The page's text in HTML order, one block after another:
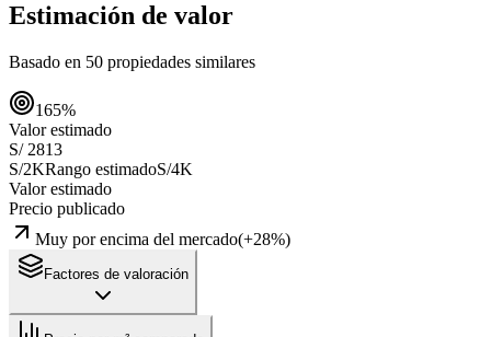
Estimación de valor
Basado en 50 propiedades similares
165%
Valor estimado
S/ 2813
S/2KRango estimadoS/4K
Valor estimado
Precio publicado
Muy por encima del mercado(+28%)
Factores de valoración